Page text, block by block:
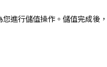
進行儲值操作。儲值完成後